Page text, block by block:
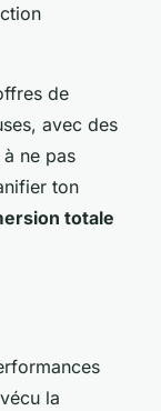
de
avec des
ne pas
ton
totale
la